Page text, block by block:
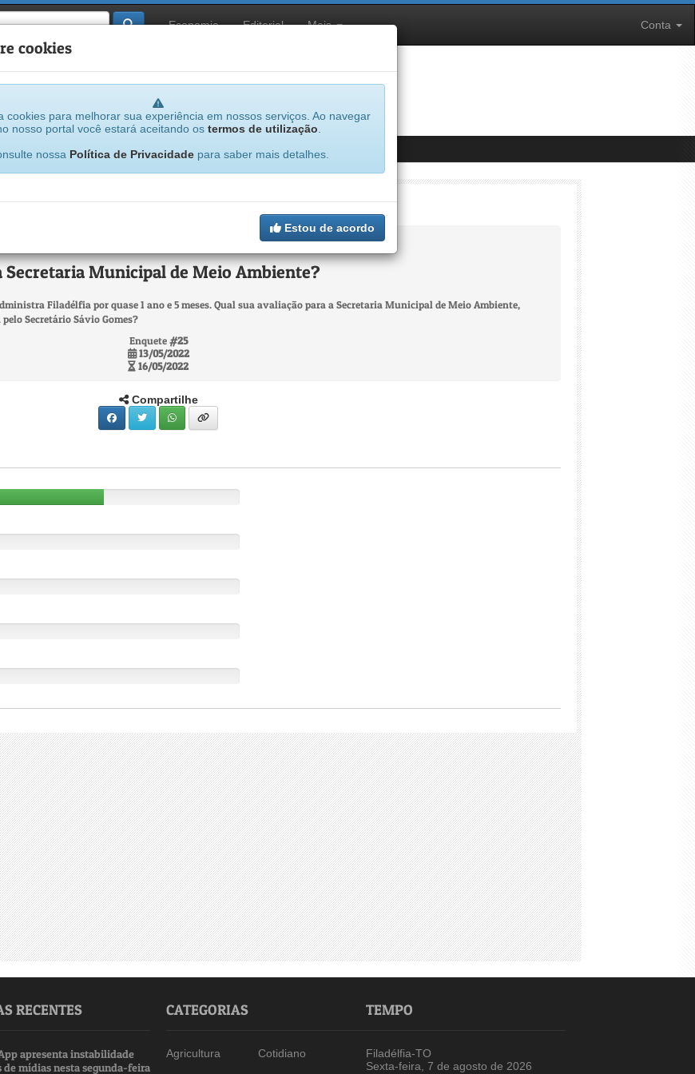
Economia Editorial Mais Conta
...
cookies
cookies para melhorar sua experiência em nossos serviços. Ao navegar
nosso portal você estará aceitando os termos de utilização
nossa Política de Privacidadepara saber mais detalhes.
Estou de acordo
Secretaria Municipal de Meio Ambiente?
Filadélfia por quase 1 ano e 5 meses. Qual sua avaliação para a Secretaria Municipal de Meio Ambiente,
Secretário Sávio Gomes?
Enquete#25
13/05/2022
16/05/2022
Compartilhe
RECENTES
apresenta instabilidade
de mídias nesta segunda-feira
CATEGORIAS
Agricultura
Cotidiano
TEMPO
Filadélfia-TO
Sexta-feira, 7 de agosto de 2026